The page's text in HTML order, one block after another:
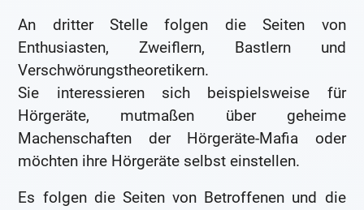
An dritter Stelle folgen die Seiten von
Enthusiasten, Zweiflern, Bastlern und
Verschwörungstheoretikern.
Sie interessieren sich beispielsweise für
Hörgeräte, mutmaßen über geheime
Machenschaften der Hörgeräte-Mafia oder
möchten ihre Hörgeräte selbst einstellen.
Es folgen die Seiten von Betroffenen und die